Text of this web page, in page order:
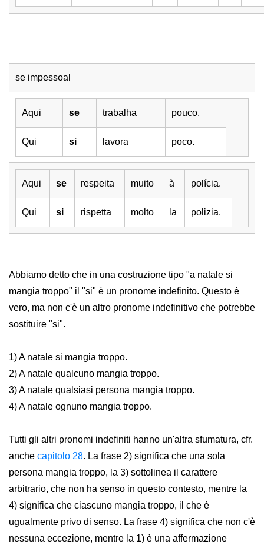
se impessoal
Aqui se trabalha pouco.
Qui si lavora poco.
Aqui se respeita muito à polícia.
Qui si rispetta molto la polizia.
Abbiamo detto che in una costruzione tipo "a natale si
mangia troppo" il "si" è un pronome indefinito. Questo è
vero, ma non c'è un altro pronome indefinitivo che potrebbe
sostituire "si".
1) A natale si mangia troppo.
2) A natale qualcuno mangia troppo.
3) A natale qualsiasi persona mangia troppo.
4) A natale ognuno mangia troppo.
Tutti gli altri pronomi indefiniti hanno un'altra sfumatura, cfr.
anche capitolo 28. La frase 2) significa che una sola
persona mangia troppo, la 3) sottolinea il carattere
arbitrario, che non ha senso in questo contesto, mentre la
4) significa che ciascuno mangia troppo, il che è
ugualmente privo di senso. La frase 4) significa che non c'è
nessuna eccezione, mentre la 1) è una affermazione